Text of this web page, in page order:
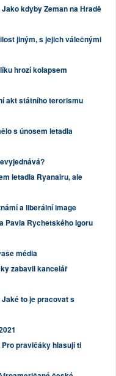
kdyby Zeman na Hradě
jiným, s jejich válečnými
hrozí kolapsem
akt státního terorismu
s únosem letadla
letadla Ryanairu, ale
a liberální image
Pavla Rychetského Igoru
média
zabavil kancelář
to je pracovat s
pravičáky hlasují ti